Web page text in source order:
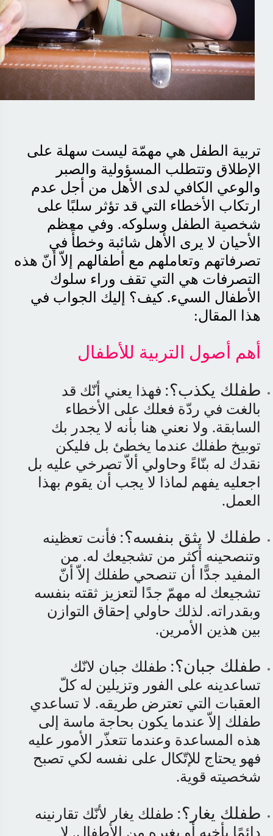
تربية الطفل هي مهمّة ليست سهلة على
الإطلاق وتتطلب المسؤولية والصبر
والوعي الكافي لدى الأهل من أجل عدم
ارتكاب الأخطاء التي قد تؤثر سلبًا على
شخصية الطفل وسلوكه. وفي معظم
الأحيان لا يرى الأهل شائبة وخطأً في
تصرفاتهم وتعاملهم مع أطفالهم إلاّ أنّ هذه
التصرفات هي التي تقف وراء سلوك
الأطفال السيء. كيف؟ إليك الجواب في
هذا المقال:
أهم أصول التربية للأطفال
طفلك يكذب؟: فهذا يعني أنّك قد
بالغت في ردّة فعلك على الأخطاء
السابقة. ولا نعني هنا بأنه لا يجدر بك
توبيخ طفلك عندما يخطئ بل فليكن
نقدك له بنّاءً وحاولي ألاّ تصرخي عليه بل
اجعليه يفهم لماذا لا يجب أن يقوم بهذا
العمل.
طفلك لا يثق بنفسه؟: فأنت تعظينه
وتنصحينه أكثر من تشجيعك له. من
المفيد جدًّا أن تنصحي طفلك إلاّ أنّ
تشجيعك له مهمّ جدًا لتعزيز ثقته بنفسه
وبقدراته. لذلك حاولي إحقاق التوازن
بين هذين الأمرين.
طفلك جبان؟: طفلك جبان لانّك
تساعدينه على الفور وتزيلين له كلّ
العقبات التي تعترض طريقه. لا تساعدي
طفلك إلاّ عندما يكون بحاجة ماسة إلى
هذه المساعدة وعندما تتعذّر الأمور عليه
فهو يحتاج للإتّكال على نفسه لكي تصبح
شخصيته قوية.
طفلك يغار؟: طفلك يغار لأنّك تقارنينه
دائمًا بأخيه أو بغيره من الأطفال. لا